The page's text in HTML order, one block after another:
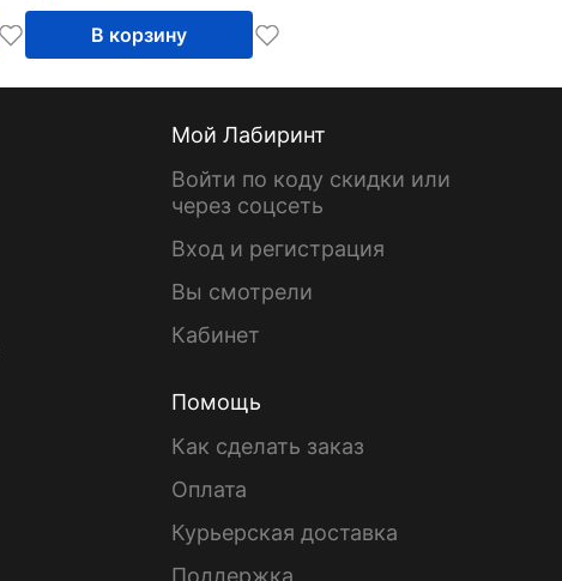
В корзину
Мой Лабиринт
Войти по коду скидки или
через соцсеть
Вход и регистрация
Вы смотрели
Кабинет
Помощь
Как сделать заказ
Оплата
Курьерская доставка
Поддержка